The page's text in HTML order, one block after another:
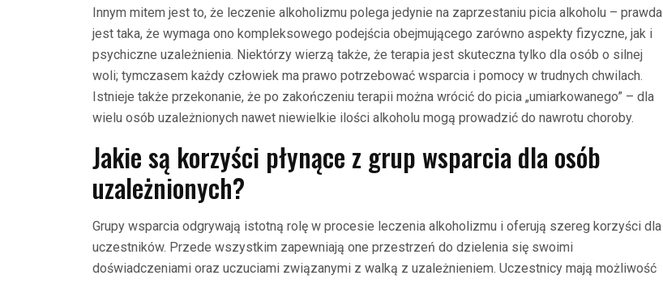
Innym mitem jest to, że leczenie alkoholizmu polega jedynie na zaprzestaniu picia alkoholu – prawda
jest taka, że wymaga ono kompleksowego podejścia obejmującego zarówno aspekty fizyczne, jak i
psychiczne uzależnienia. Niektórzy wierzą także, że terapia jest skuteczna tylko dla osób o silnej
woli; tymczasem każdy człowiek ma prawo potrzebować wsparcia i pomocy w trudnych chwilach.
Istnieje także przekonanie, że po zakończeniu terapii można wrócić do picia „umiarkowanego” – dla
wielu osób uzależnionych nawet niewielkie ilości alkoholu mogą prowadzić do nawrotu choroby.
Jakie są korzyści płynące z grup wsparcia dla osób
uzależnionych?
Grupy wsparcia odgrywają istotną rolę w procesie leczenia alkoholizmu i oferują szereg korzyści dla
uczestników. Przede wszystkim zapewniają one przestrzeń do dzielenia się swoimi
doświadczeniami oraz uczuciami związanymi z walką z uzależnieniem. Uczestnicy mają możliwość